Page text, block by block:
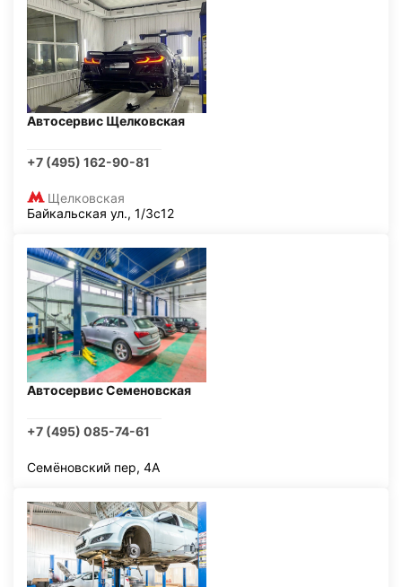
Автосервис Щелковская
+7 (495) 162-90-81
Щелковская
Байкальская ул., 1/3с12
Автосервис Семеновская
+7 (495) 085-74-61
Семёновский пер, 4А